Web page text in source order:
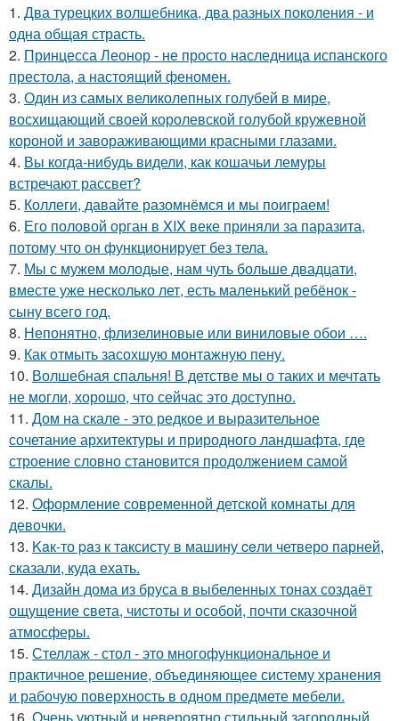
1. Два турецких волшебника, два разных поколения - и
одна общая страсть.
2. Принцесса Леонор - не просто наследница испанского
престола, а настоящий феномен.
3. Один из самых великолепных голубей в мире,
восхищающий своей королевской голубой кружевной
короной и завораживающими красными глазами.
4. Вы когда-нибудь видели, как кошачьи лемуры
встречают рассвет?
5. Коллеги, давайте разомнёмся и мы поиграем!
6. Его половой орган в XIX веке приняли за паразита,
потому что он функционирует без тела.
7. Мы с мужем молодые, нам чуть больше двадцати,
вместе уже несколько лет, есть маленький ребёнок -
сыну всего год.
8. Непонятно, флизелиновые или виниловые обои ….
9. Как отмыть засохшую монтажную пену.
10. Волшебная спальня! В детстве мы о таких и мечтать
не могли, хорошо, что сейчас это доступно.
11. Дом на скале - это редкое и выразительное
сочетание архитектуры и природного ландшафта, где
строение словно становится продолжением самой
скалы.
12. Оформление современной детской комнаты для
девочки.
13. Kaк-то paз к таксисту в машину ceли четверо парней,
сказали, куда ехать.
14. Дизайн дома из бруса в выбеленных тонах создаёт
ощущение света, чистоты и особой, почти сказочной
атмосферы.
15. Стеллаж - стол - это многофункциональное и
практичное решение, объединяющее систему хранения
и рабочую поверхность в одном предмете мебели.